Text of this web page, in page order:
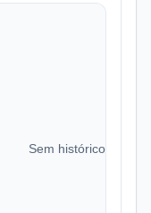
Sem histórico de